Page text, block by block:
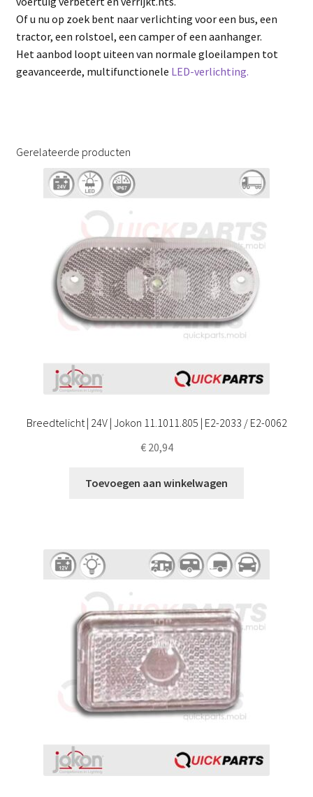
Of u nu op zoek bent naar verlichting voor een bus, een
tractor, een rolstoel, een camper of een aanhanger.
Het aanbod loopt uiteen van normale gloeilampen tot
geavanceerde, multifunctionele LED-verlichting.
Gerelateerde producten
Breedtelicht | 24V | Jokon 11.1011.805 | E2-2033 / E2-0062
€20,94
Toevoegen aan winkelwagen